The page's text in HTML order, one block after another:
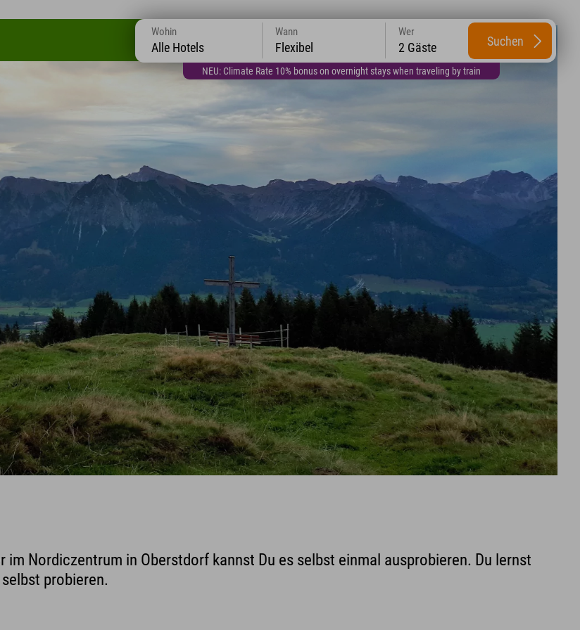
NEU: Climate Rate 10% bonus on overnight stays when traveling by train
Wohin
Alle Hotels
Wann
Flexibel
Wer
2 Gäste Suchen
Nordiczentrum in Oberstdorf kannst Du es selbst einmal ausprobieren. Du lernst
probieren.